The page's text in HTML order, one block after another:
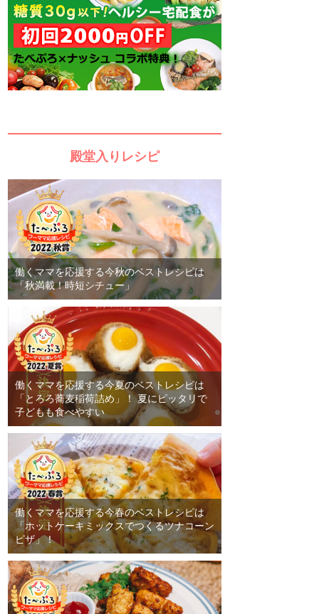
殿堂入りレシピ
働くママを応援する今秋のベストレシピは
「秋満載！時短シチュー」
働くママを応援する今夏のベストレシピは
「とろろ蕎麦稲荷詰め」！ 夏にピッタリで
子どもも食べやすい
働くママを応援する今春のベストレシピは
「ホットケーキミックスでつくるツナコーン
ピザ」！